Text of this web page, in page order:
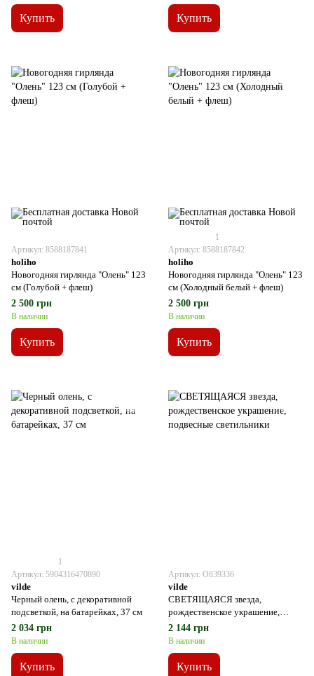
Купить Купить
Артикул: 8588187841
holiho
Новогодняя гирлянда "Олень" 123
см (Голубой + флеш)
2 500 грн
В наличии
Купить
1
Артикул: 8588187842
holiho
Новогодняя гирлянда "Олень" 123
см (Холодный белый + флеш)
2 500 грн
В наличии
Купить
1
Артикул: 5904316470890
vilde
Черный олень, с декоративной
подсветкой, на батарейках, 37 см
2 034 грн
В наличии
Купить
Артикул: О839336
vilde
СВЕТЯЩАЯСЯ звезда,
рождественское украшение,
подвесные светильники
2 144 грн
В наличии
Купить